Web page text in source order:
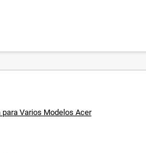
Varios Modelos Acer